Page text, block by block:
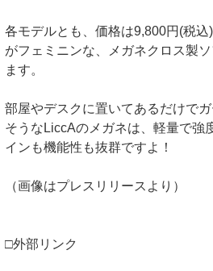
各モデルとも、価格は9,800円(税
がフェミニンな、メガネクロス製
ます。
部屋やデスクに置いてあるだけで
そうなLiccAのメガネは、軽量で強
インも機能性も抜群ですよ！
（画像はプレスリリースより）
□外部リンク